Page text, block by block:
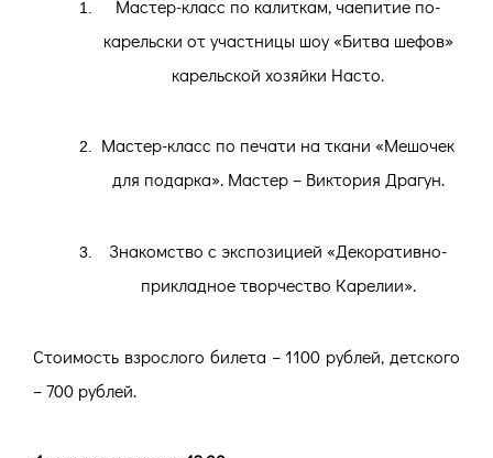
Мастер-класс по калиткам, чаепитие по-
карельски от участницы шоу «Битва шефов»
карельской хозяйки Насто.
Мастер-класс по печати на ткани «Мешочек
для подарка». Мастер – Виктория Драгун.
Знакомство с экспозицией «Декоративно-
прикладное творчество Карелии».
Стоимость взрослого билета – 1100 рублей, детского
– 700 рублей.